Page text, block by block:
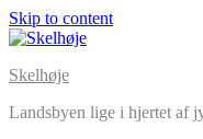
Skip to content
Skelhøje
Landsbyen lige i hjertet af